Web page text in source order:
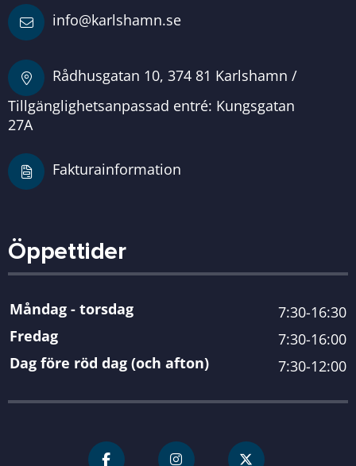
info@karlshamn.se
Rådhusgatan 10, 374 81 Karlshamn /
Tillgänglighetsanpassad entré: Kungsgatan
27A
Fakturainformation
Öppettider
Måndag - torsdag
7:30-16:30
Fredag
7:30-16:00
Dag före röd dag (och afton)
7:30-12:00